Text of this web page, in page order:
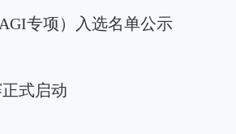
专项）入选名单公示
式启动